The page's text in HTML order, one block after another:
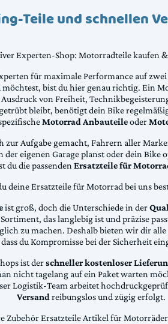
Teile und schnellen
Experten-Shop: Motorradteile kaufen
für maximale Performance auf
möchtest, bist du hier genau richtig. Ein
von Freiheit,
bleibt, benötigt dein Bike
Motorrad Anbauteileoder
zur Aufgabe gemacht, Fahrern aller
der eigenen Garage planst oder dein
du die passendenErsatzteile für
deine Ersatzteile für Motorrad bei uns
ist groß, doch die Unterschiede in der
das langlebig ist und präzise
zu machen. Deshalb bieten wir dir
du Kompromisse bei der Sicherheit
ist derschneller kostenloser
nicht tagelang auf ein Paket warten
Logistik-Team arbeitet
Versandreibungslos und zügig erfolgt.
Zubehör Ersatzteile Artikel für